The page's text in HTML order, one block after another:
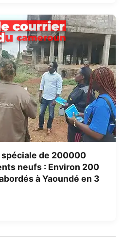
spéciale de 200000
neufs : Environ 200
à Yaoundé en 3